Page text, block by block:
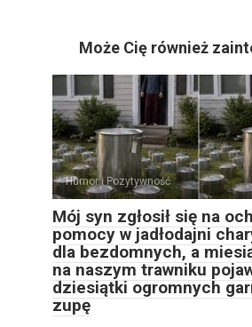
Może Cię również
Humor i Pozytywność
Mój syn zgłosił się na
pomocy w jadłodajni
dla bezdomnych, a
na naszym trawniku
dziesiątki ogromnych
zupę